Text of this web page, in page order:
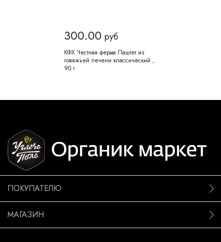
300.00 руб
КФХ Честная ферма Паштет из
говяжьей печени классический ,
90 г
ПОКУПАТЕЛЮ
МАГАЗИН